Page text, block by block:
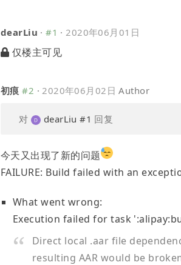
dearLiu ·#1 · 2020年06月01日
仅楼主可见
初痕 #2 · 2020年06月02日 Author
对 dearLiu #1 回复
今天又出现了新的问题
FAILURE: Build failed with an
What went wrong:
Execution failed for task
Direct local .aar file
resulting AAR would be